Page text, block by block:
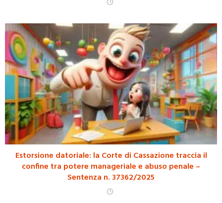
Estorsione datoriale: la Corte di Cassazione traccia il
confine tra potere manageriale e abuso penale –
Sentenza n. 37362/2025